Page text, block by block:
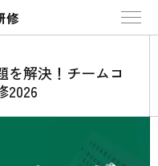
修
を解決！チームコ
2026